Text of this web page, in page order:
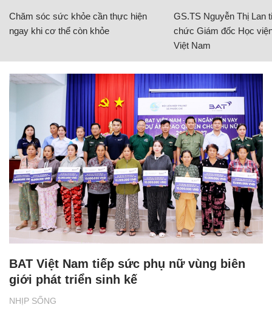
Chăm sóc sức khỏe cần thực hiện
ngay khi cơ thể còn khỏe
GS.TS Nguyễn Thị Lan
chức Giám đốc Học
Việt Nam
NHỊP SỐNG
BAT Việt Nam tiếp sức phụ nữ vùng biên
giới phát triển sinh kế